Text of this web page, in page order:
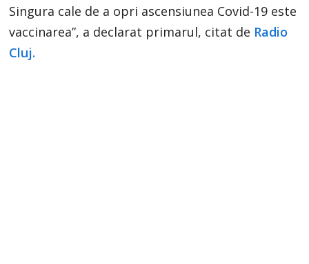
Singura cale de a opri ascensiunea Covid-19 este
vaccinarea”, a declarat primarul, citat de Radio
Cluj.